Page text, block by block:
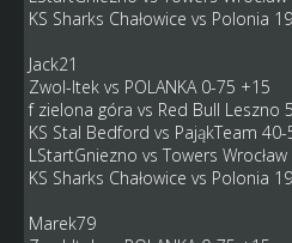
KS Sharks Chałowice vs Polonia
Jack21
Zwol-Itek vs POLANKA 0-75 +15
f zielona góra vs Red Bull Leszno
KS Stal Bedford vs PająkTeam 40-
LStartGniezno vs Towers
KS Sharks Chałowice vs Polonia
Marek79